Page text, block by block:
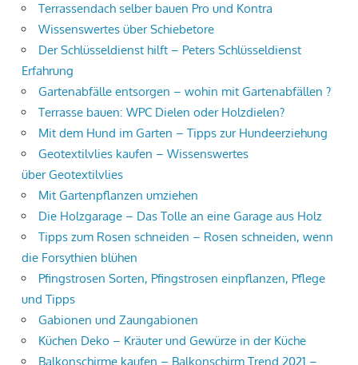
Terrassendach selber bauen Pro und Kontra
Wissenswertes über Schiebetore
Der Schlüsseldienst hilft – Peters Schlüsseldienst
Erfahrung
Gartenabfälle entsorgen – wohin mit Gartenabfällen ?
Terrasse bauen: WPC Dielen oder Holzdielen?
Mit dem Hund im Garten – Tipps zur Hundeerziehung
Geotextilvlies kaufen – Wissenswertes
über Geotextilvlies
Mit Gartenpflanzen umziehen
Die Holzgarage – Das Tolle an eine Garage aus Holz
Tipps zum Rosen schneiden – Rosen schneiden, wenn
die Forsythien blühen
Pfingstrosen Sorten, Pfingstrosen einpflanzen, Pflege
und Tipps
Gabionen und Zaungabionen
Küchen Deko – Kräuter und Gewürze in der Küche
Balkonschirme kaufen – Balkonschirm Trend 2021 –